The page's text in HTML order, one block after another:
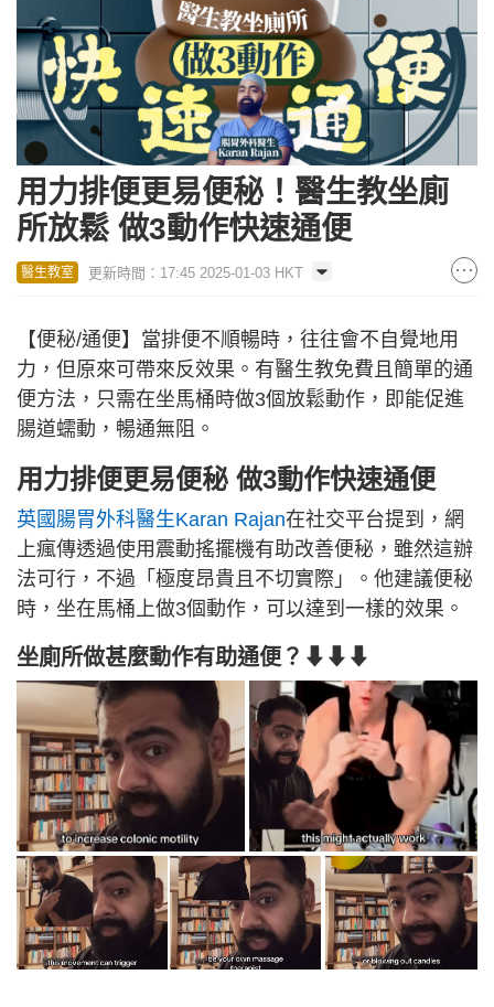
用力排便更易便秘！醫生教坐廁
所放鬆 做3動作快速通便
醫生教室 更新時間：17:45 2025-01-03 HKT
【便秘/通便】當排便不順暢時，往往會不自覺地用
力，但原來可帶來反效果。有醫生教免費且簡單的通
便方法，只需在坐馬桶時做3個放鬆動作，即能促進
腸道蠕動，暢通無阻。
用力排便更易便秘 做3動作快速通便
英國腸胃外科醫生Karan Rajan在社交平台提到，網
上瘋傳透過使用震動搖擺機有助改善便秘，雖然這辦
法可行，不過「極度昂貴且不切實際」。他建議便秘
時，坐在馬桶上做3個動作，可以達到一樣的效果。
坐廁所做甚麼動作有助通便？⬇⬇⬇